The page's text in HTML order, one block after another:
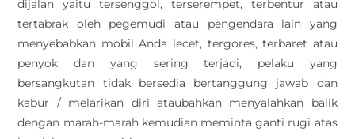
dijalan yaitu tersenggol, terserempet, terbentur atau
tertabrak oleh pegemudi atau pengendara lain yang
menyebabkan mobil Anda lecet, tergores, terbaret atau
penyok dan yang sering terjadi, pelaku yang
bersangkutan tidak bersedia bertanggung jawab dan
kabur / melarikan diri ataubahkan menyalahkan balik
dengan marah-marah kemudian meminta ganti rugi atas